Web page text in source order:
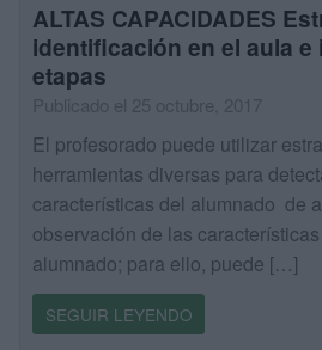
ALTAS CAPACIDADES
identificación en el aula
etapas
El profesorado puede utilizar
herramientas diversas para
características del alumnado de
observación de las
alumnado; para ello, puede […]
SEGUIR LEYENDO